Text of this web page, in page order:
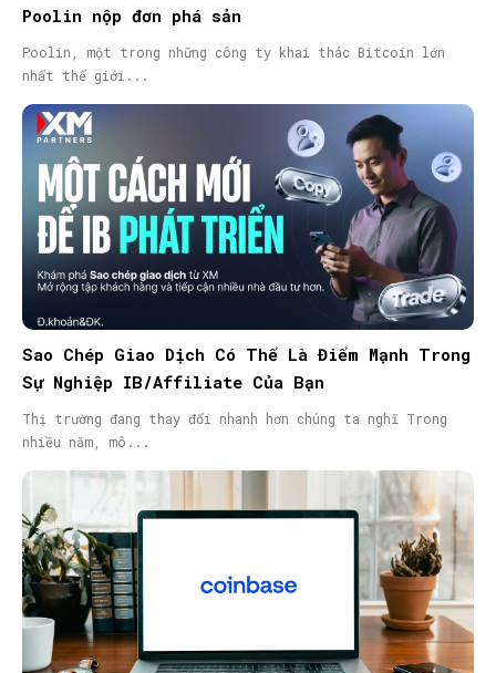
Poolin nộp đơn phá sản
Poolin, một trong những công ty khai thác Bitcoin lớn
nhất thế giới...
Sao Chép Giao Dịch Có Thể Là Điểm Mạnh Trong
Sự Nghiệp IB/Affiliate Của Bạn
Thị trường đang thay đổi nhanh hơn chúng ta nghĩ Trong
nhiều năm, mô...